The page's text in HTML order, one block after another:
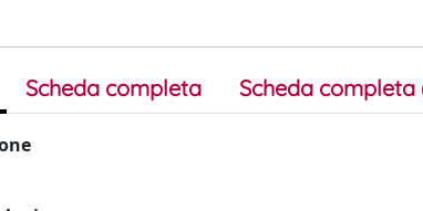
Scheda completa Scheda completa